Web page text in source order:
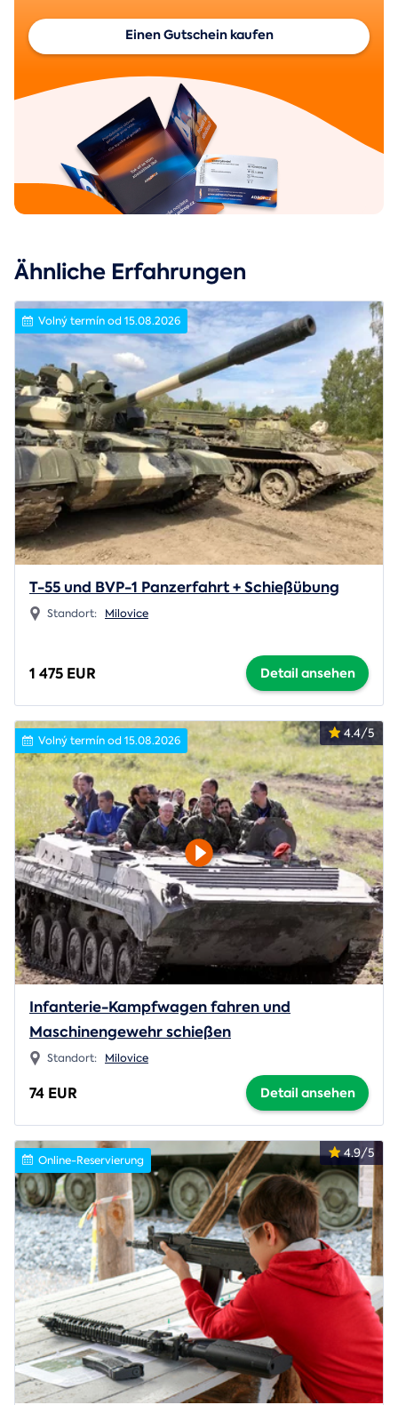
Einen Gutschein kaufen
Ähnliche Erfahrungen
Volný termín od 15.08.2026
T-55 und BVP-1 Panzerfahrt + Schießübung
Standort: Milovice
1 475 EUR Detail ansehen
4.4/5
Volný termín od 15.08.2026
Infanterie-Kampfwagen fahren und
Maschinengewehr schießen
Standort: Milovice
74 EUR Detail ansehen
4.9/5
Online-Reservierung